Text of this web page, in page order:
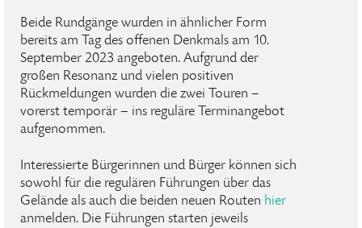
Beide Rundgänge wurden in ähnlicher Form
bereits am Tag des offenen Denkmals am 10.
September 2023 angeboten. Aufgrund der
großen Resonanz und vielen positiven
Rückmeldungen wurden die zwei Touren –
vorerst temporär – ins reguläre Terminangebot
aufgenommen.
Interessierte Bürgerinnen und Bürger können sich
sowohl für die regulären Führungen über das
Gelände als auch die beiden neuen Routen hier
anmelden. Die Führungen starten jeweils